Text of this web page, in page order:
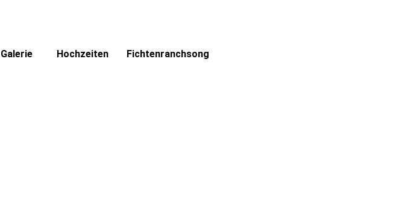
Galerie Hochzeiten Fichtenranchsong